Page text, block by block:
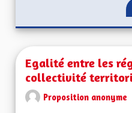
Egalité entre les
collectivité
Proposition anonyme